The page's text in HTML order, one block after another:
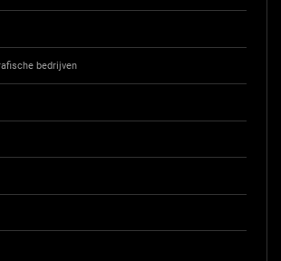
bedrijven